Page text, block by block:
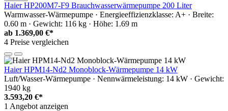
Haier HP200M7-F9 Brauchwasserwärmepumpe 200 Liter
Warmwasser-Wärmepumpe · Energieeffizienzklasse: A+ · Breite:
0.60 m · Gewicht: 116 kg · Höhe: 1.69 m
ab 1.369,00 €*
4 Preise vergleichen
Haier HPM14-Nd2 Monoblock-Wärmepumpe 14 kW
Luft/Wasser-Wärmepumpe · Nennwärmeleistung: 14 kW · Gewicht:
1940 kg
3.593,20 €*
1 Angebot anzeigen